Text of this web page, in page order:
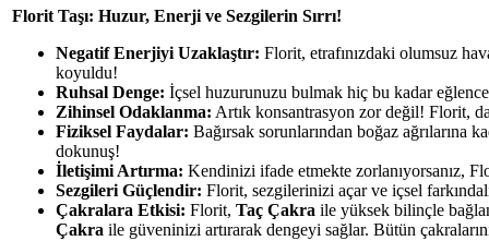
Florit Taşı: Huzur, Enerji ve Sezgilerin Sırrı!
Negatif Enerjiyi Uzaklaştır: Florit, etrafınızdaki olumsuz
koyuldu!
Ruhsal Denge: İçsel huzurunuzu bulmak hiç bu kadar
Zihinsel Odaklanma: Artık konsantrasyon zor değil! Florit,
Fiziksel Faydalar: Bağırsak sorunlarından boğaz ağrılarına
dokunuş!
İletişimi Artırma: Kendinizi ifade etmekte zorlanıyorsanız,
Sezgileri Güçlendir: Florit, sezgilerinizi açar ve içsel
Çakralara Etkisi: Florit, Taç Çakra ile yüksek bilinçle
Çakra ile güveninizi artırarak dengeyi sağlar. Bütün